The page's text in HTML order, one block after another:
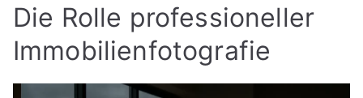
Die Rolle professioneller
Immobilienfotografie